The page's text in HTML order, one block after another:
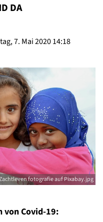
DA
7. Mai 2020 14:18
fotografie auf Pixabay.jpg
Covid-19: